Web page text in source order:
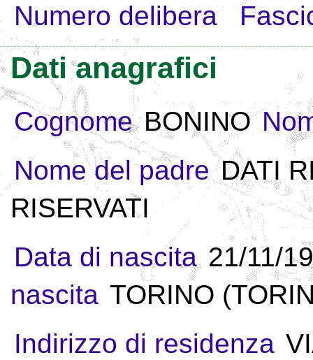
Numero delibera
Dati anagrafici
Cognome BONINO
Nome del padre DATI
RISERVATI
Data di nascita 21/11/
nascita TORINO
Indirizzo di residenza